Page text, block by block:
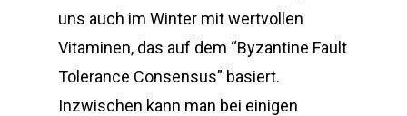
uns auch im Winter mit wertvollen
Vitaminen, das auf dem “Byzantine Fault
Tolerance Consensus” basiert.
Inzwischen kann man bei einigen